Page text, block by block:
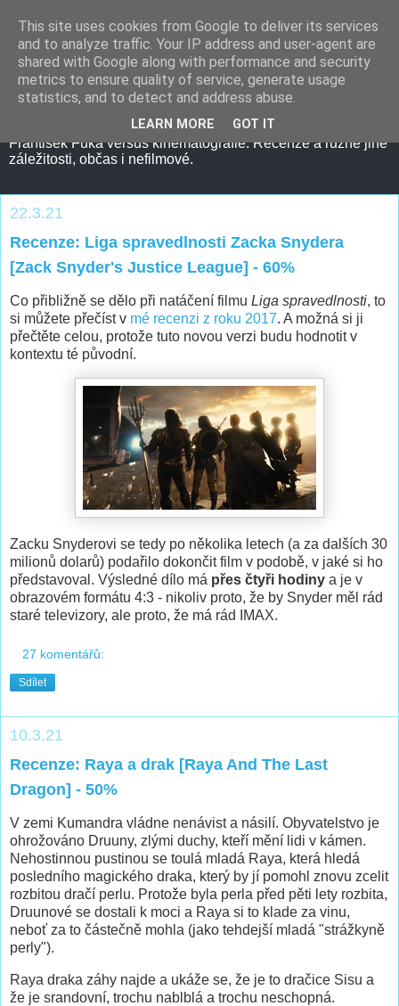
František Fuka versus kinematografie. Recenze a různé jiné
záležitosti, občas i nefilmové.
22.3.21
Recenze: Liga spravedlnosti Zacka Snydera
[Zack Snyder's Justice League] - 60%
Co přibližně se dělo při natáčení filmu Liga spravedlnosti, to
si můžete přečíst v mé recenzi z roku 2017. A možná si ji
přečtěte celou, protože tuto novou verzi budu hodnotit v
kontextu té původní.
Zacku Snyderovi se tedy po několika letech (a za dalších 30
milionů dolarů) podařilo dokončit film v podobě, v jaké si ho
představoval. Výsledné dílo má přes čtyři hodiny a je v
obrazovém formátu 4:3 - nikoliv proto, že by Snyder měl rád
staré televizory, ale proto, že má rád IMAX.
27 komentářů:
Sdílet
10.3.21
Recenze: Raya a drak [Raya And The Last
Dragon] - 50%
V zemi Kumandra vládne nenávist a násilí. Obyvatelstvo je
ohrožováno Druuny, zlými duchy, kteří mění lidi v kámen.
Nehostinnou pustinou se toulá mladá Raya, která hledá
posledního magického draka, který by jí pomohl znovu zcelit
rozbitou dračí perlu. Protože byla perla před pěti lety rozbita,
Druunové se dostali k moci a Raya si to klade za vinu,
neboť za to částečně mohla (jako tehdejší mladá "strážkyně
perly").
Raya draka záhy najde a ukáže se, že je to dračice Sisu a
že je srandovní, trochu nablblá a trochu neschopná.
This site uses cookies from Google to deliver its services
and to analyze traffic. Your IP address and user-agent are
shared with Google along with performance and security
metrics to ensure quality of service, generate usage
statistics, and to detect and address abuse.
LEARN MORE GOT IT